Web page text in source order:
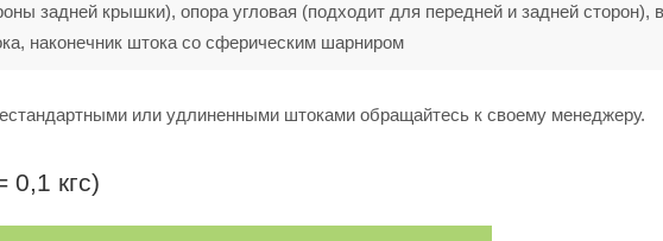
задней крышки), опора угловая (подходит для передней и задней сторон),
наконечник штока со сферическим шарниром
или удлиненными штоками обращайтесь к своему менеджеру.
кгс)